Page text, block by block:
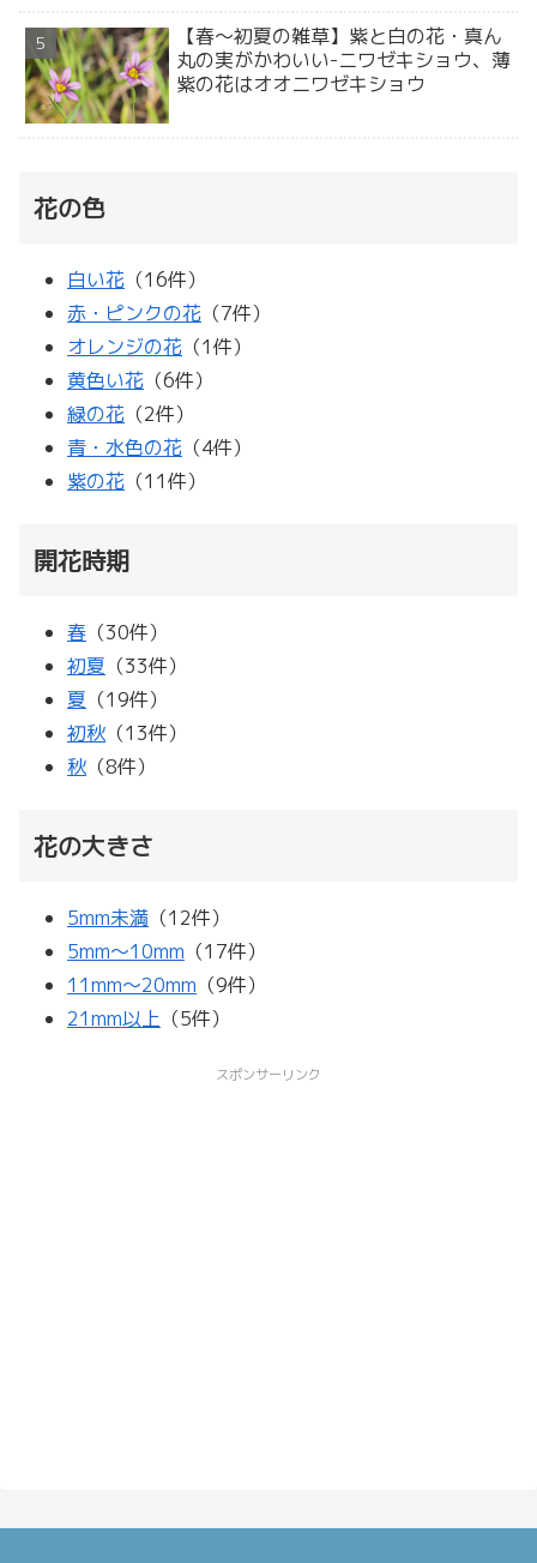
【春～初夏の雑草】紫と白の花・真ん
丸の実がかわいい-ニワゼキショウ、薄
紫の花はオオニワゼキショウ
花の色
白い花 （16件）
赤・ピンクの花 （7件）
オレンジの花 （1件）
黄色い花 （6件）
緑の花 （2件）
青・水色の花 （4件）
紫の花 （11件）
開花時期
春 （30件）
初夏 （33件）
夏 （19件）
初秋 （13件）
秋 （8件）
花の大きさ
5mm未満 （12件）
5mm～10mm （17件）
11mm～20mm （9件）
21mm以上 （5件）
スポンサーリンク